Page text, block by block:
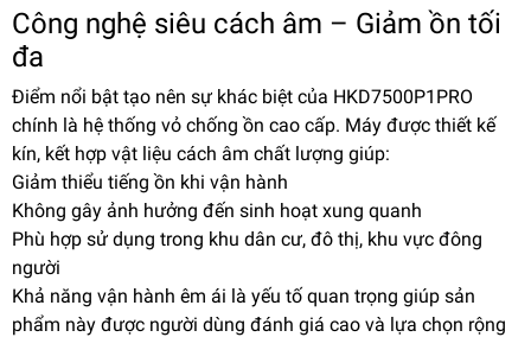
Công nghệ siêu cách âm – Giảm ồn tối
đa
Điểm nổi bật tạo nên sự khác biệt của HKD7500P1PRO
chính là hệ thống vỏ chống ồn cao cấp. Máy được thiết kế
kín, kết hợp vật liệu cách âm chất lượng giúp:
Giảm thiểu tiếng ồn khi vận hành
Không gây ảnh hưởng đến sinh hoạt xung quanh
Phù hợp sử dụng trong khu dân cư, đô thị, khu vực đông
người
Khả năng vận hành êm ái là yếu tố quan trọng giúp sản
phẩm này được người dùng đánh giá cao và lựa chọn rộng